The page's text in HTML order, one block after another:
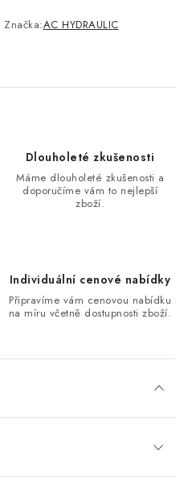
Značka:AC HYDRAULIC
Dlouholeté zkušenosti
Máme dlouholeté zkušenosti a
doporučíme vám to nejlepší
zboží.
Individuální cenové nabídky
Připravíme vám cenovou nabídku
na míru včetně dostupnosti zboží.